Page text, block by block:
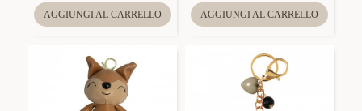
AGGIUNGI AL CARRELLO AGGIUNGI AL CARRELLO